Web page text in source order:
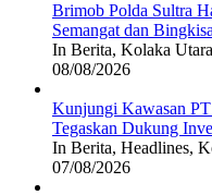
Brimob Polda Sultra
Semangat dan
In Berita, Kolaka Utara
08/08/2026
Kunjungi Kawasan
Tegaskan Dukung
In Berita, Headlines,
07/08/2026